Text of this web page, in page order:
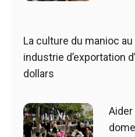
La culture du manioc au
industrie d’exportation
dollars